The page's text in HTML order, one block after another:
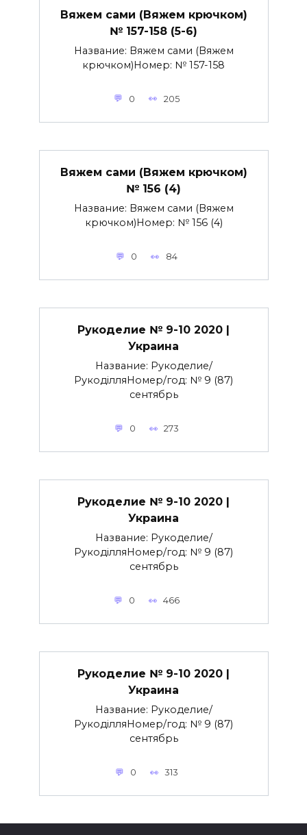
Вяжем сами (Вяжем крючком)
№ 157-158 (5-6)
Название: Вяжем сами (Вяжем
крючком)Номер: № 157-158
0 205
Вяжем сами (Вяжем крючком)
№ 156 (4)
Название: Вяжем сами (Вяжем
крючком)Номер: № 156 (4)
0 84
Рукоделие № 9-10 2020 |
Украина
Название: Рукоделие/
РукоділляНомер/год: № 9 (87)
сентябрь
0 273
Рукоделие № 9-10 2020 |
Украина
Название: Рукоделие/
РукоділляНомер/год: № 9 (87)
сентябрь
0 466
Рукоделие № 9-10 2020 |
Украина
Название: Рукоделие/
РукоділляНомер/год: № 9 (87)
сентябрь
0 313